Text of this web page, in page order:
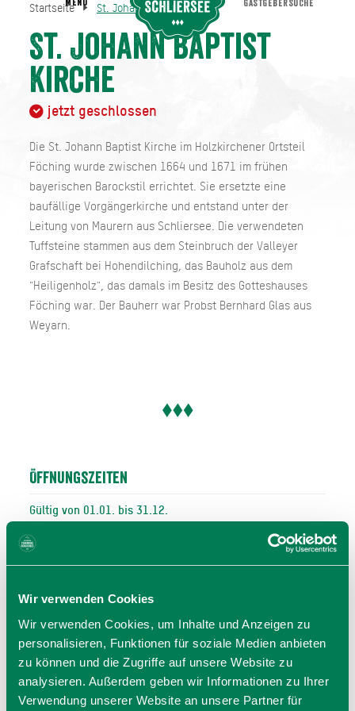
Wir verwenden Cookies
Wir verwenden Cookies, um Inhalte und Anzeigen zu
personalisieren, Funktionen für soziale Medien anbieten
zu können und die Zugriffe auf unsere Website zu
analysieren. Außerdem geben wir Informationen zu Ihrer
Verwendung unserer Website an unsere Partner für
Startseite St. Johann Baptist Kirche
St. Johann Baptist
Kirche
jetzt geschlossen
Die St. Johann Baptist Kirche im Holzkirchener Ortsteil
Föching wurde zwischen 1664 und 1671 im frühen
bayerischen Barockstil errichtet. Sie ersetzte eine
baufällige Vorgängerkirche und entstand unter der
Leitung von Maurern aus Schliersee. Die verwendeten
Tuffsteine stammen aus dem Steinbruch der Valleyer
Grafschaft bei Hohendilching, das Bauholz aus dem
"Heiligenholz", das damals im Besitz des Gotteshauses
Föching war. Der Bauherr war Probst Bernhard Glas aus
Weyarn.
Öffnungszeiten
Gültig von 01.01. bis 31.12.
Mo
Do
09:00 - 17:00 Uhr
Fr
09:00 - 17:00 Uhr
Sa
09:00 - 17:00 Uhr
So
09:00 - 17:00 Uhr
09:00 - 17:00 Uhr
Startseite St. Johann Baptist Kirche
MENU GASTGEBERSUCHE